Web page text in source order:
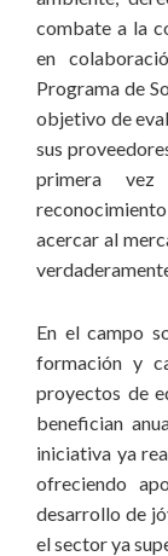
combate a la
en
Programa de
objetivo de
sus
primera
acercar al
En el campo
formación y
proyectos de
benefician
iniciativa ya
ofreciendo
desarrollo de
el sector ya